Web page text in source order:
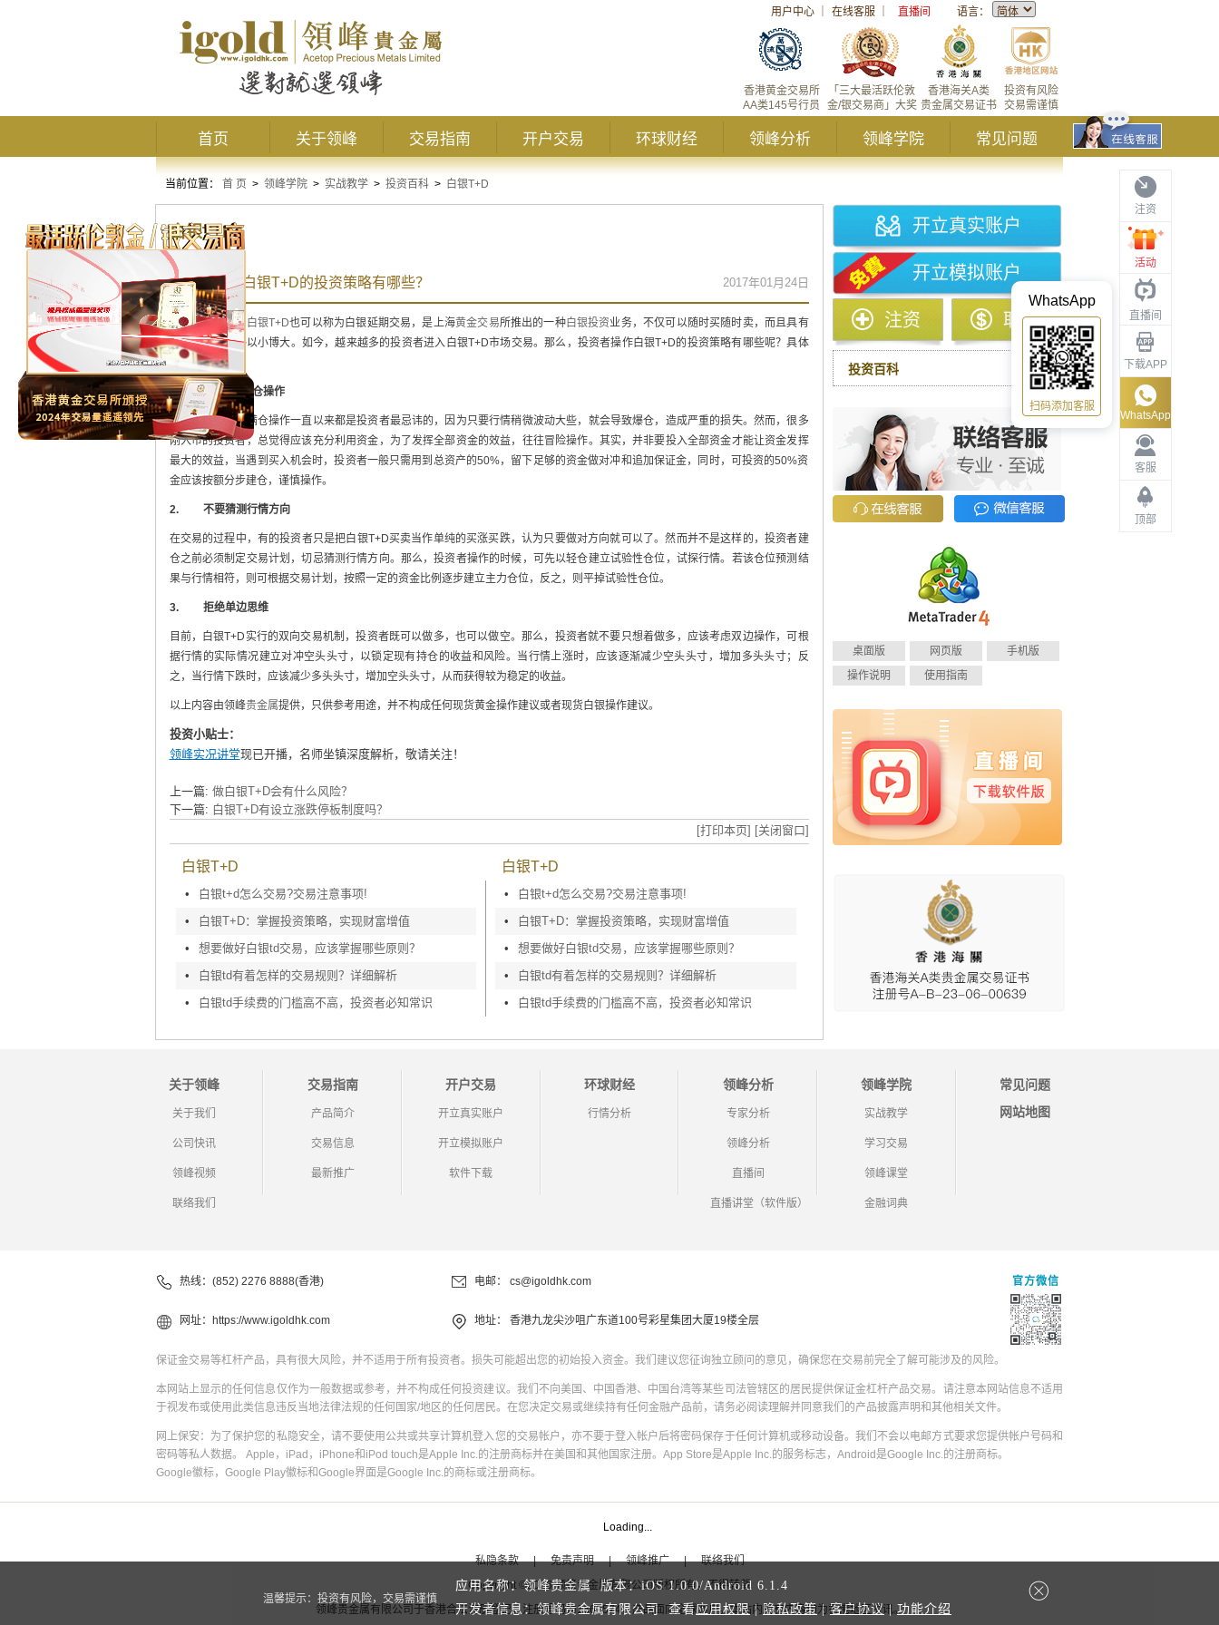
用户中心 在线客服 直播间 语言：
投资有风险
交易需谨慎
香港海关A类
贵金属交易证书
「三大最活跃伦敦
金/银交易商」大奖
香港黄金交易所
AA类145号行员
首页 关于领峰 交易指南 开户交易 环球财经 领峰分析 领峰学院 常见问题
注资
活动
直播间
下载APP
客服
顶部
WhatsApp
WhatsApp
扫码添加客服
当前位置： 首 页 > 领峰学院 > 实战教学 > 投资百科 > 白银T+D
白银T+D
投资者操作白银T+D的投资策略有哪些？ 2017年01月24日
在投资市场上， 白银T+D也可以称为白银延期交易，是上海黄金交易所推出的一种白银投资业务，不仅可以随时买随时卖，而且具有
杠杆效应，能够以小博大。如今，越来越多的投资者进入白银T+D市场交易。那么，投资者操作白银T+D的投资策略有哪些呢？具体
内容如下。
1.永远不要满仓操作
事实上，重仓、满仓操作一直以来都是投资者最忌讳的，因为只要行情稍微波动大些，就会导致爆仓，造成严重的损失。然而，很多
刚入市的投资者，总觉得应该充分利用资金，为了发挥全部资金的效益，往往冒险操作。其实，并非要投入全部资金才能让资金发挥
最大的效益，当遇到买入机会时，投资者一般只需用到总资产的50%，留下足够的资金做对冲和追加保证金，同时，可投资的50%资
金应该按额分步建仓，谨慎操作。
2. 不要猜测行情方向
在交易的过程中，有的投资者只是把白银T+D买卖当作单纯的买涨买跌，认为只要做对方向就可以了。然而并不是这样的，投资者建
仓之前必须制定交易计划，切忌猜测行情方向。那么，投资者操作的时候，可先以轻仓建立试验性仓位，试探行情。若该仓位预测结
果与行情相符，则可根据交易计划，按照一定的资金比例逐步建立主力仓位，反之，则平掉试验性仓位。
3. 拒绝单边思维
目前，白银T+D实行的双向交易机制，投资者既可以做多，也可以做空。那么，投资者就不要只想着做多，应该考虑双边操作，可根
据行情的实际情况建立对冲空头头寸，以锁定现有持仓的收益和风险。当行情上涨时，应该逐渐减少空头头寸，增加多头头寸；反
之，当行情下跌时，应该减少多头头寸，增加空头头寸，从而获得较为稳定的收益。
以上内容由领峰贵金属提供，只供参考用途，并不构成任何现货黄金操作建议或者现货白银操作建议。
投资小贴士：
领峰实况讲堂现已开播，名师坐镇深度解析，敬请关注！
上一篇: 做白银T+D会有什么风险？
下一篇: 白银T+D有设立涨跌停板制度吗？
[打印本页] [关闭窗口]
白银T+D
•
白银t+d怎么交易?交易注意事项!
•
白银T+D：掌握投资策略，实现财富增值
•
想要做好白银td交易，应该掌握哪些原则？
•
白银td有着怎样的交易规则？详细解析
•
白银td手续费的门槛高不高，投资者必知常识
白银T+D
•
白银t+d怎么交易?交易注意事项!
•
白银T+D：掌握投资策略，实现财富增值
•
想要做好白银td交易，应该掌握哪些原则？
•
白银td有着怎样的交易规则？详细解析
•
白银td手续费的门槛高不高，投资者必知常识
开立真实账户
开立模拟账户
注资 取款
投资百科
桌面版 网页版
手机版
操作说明
使用指南
关于领峰
关于我们
公司快讯
领峰视频
联络我们
交易指南
产品简介
交易信息
最新推广
开户交易
开立真实账户
开立模拟账户
软件下载
环球财经
行情分析
领峰分析
专家分析
领峰分析
直播间
直播讲堂（软件版）
领峰学院
实战教学
学习交易
领峰课堂
金融词典
常见问题
网站地图
热线：(852) 2276 8888(香港) 电邮： cs@igoldhk.com
网址： https://www.igoldhk.com 地址： 香港九龙尖沙咀广东道100号彩星集团大厦19楼全层
官方微信
保证金交易等杠杆产品，具有很大风险，并不适用于所有投资者。损失可能超出您的初始投入资金。我们建议您征询独立顾问的意见，确保您在交易前完全了解可能涉及的风险。
本网站上显示的任何信息仅作为一般数据或参考，并不构成任何投资建议。我们不向美国、中国香港、中国台湾等某些司法管辖区的居民提供保证金杠杆产品交易。请注意本网站信息不适用
于视发布或使用此类信息违反当地法律法规的任何国家/地区的任何居民。在您决定交易或继续持有任何金融产品前，请务必阅读理解并同意我们的产品披露声明和其他相关文件。
网上保安：为了保护您的私隐安全，请不要使用公共或共享计算机登入您的交易帐户，亦不要于登入帐户后将密码保存于任何计算机或移动设备。我们不会以电邮方式要求您提供帐户号码和
密码等私人数据。 Apple，iPad，iPhone和iPod touch是Apple Inc.的注册商标并在美国和其他国家注册。App Store是Apple Inc.的服务标志，Android是Google Inc.的注册商标。
Google徽标，Google Play徽标和Google界面是Google Inc.的商标或注册商标。
Loading...
私隐条款 | 免责声明 | 领峰推广 |
联络我们
Copyright ©2026领峰贵金属有限公司版权所有，不得转载
领峰贵金属有限公司于香港合法注册登记，注册号码为1660574，产品面向全球客户。本站内所有内容均为香港地区资讯。
温馨提示：投资有风险，交易需谨慎
应用名称：领峰贵金属 版本：iOS1.0.0/Android 6.1.4
开发者信息：领峰贵金属有限公司 查看应用权限 | 隐私政策 | 客户协议 | 功能介绍